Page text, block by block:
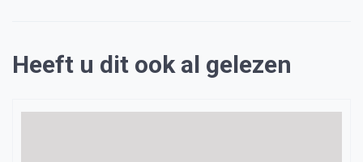
Heeft u dit ook al gelezen